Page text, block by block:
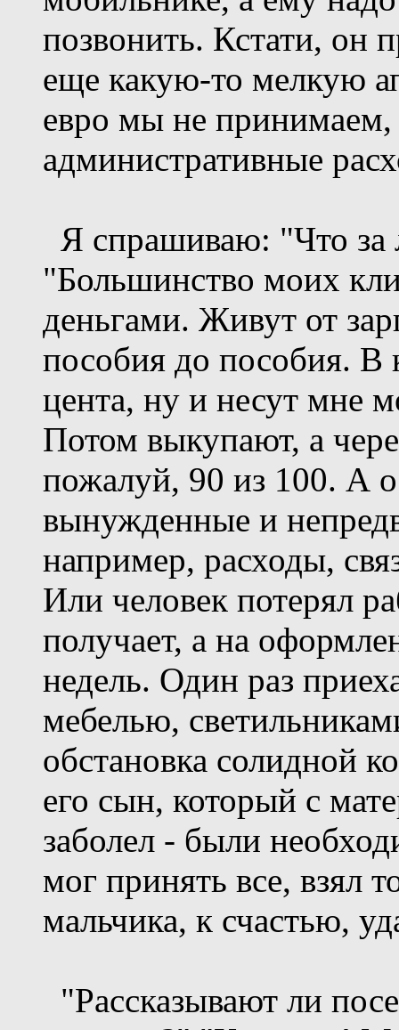
позвонить. Кстати, он
еще какую-то мелкую
евро мы не принимаем,
административные
Я спрашиваю: "Что за
"Большинство моих
деньгами. Живут от
пособия до пособия. В
цента, ну и несут мне
Потом выкупают, а
пожалуй, 90 из 100. А
вынужденные и
например, расходы,
Или человек потерял
получает, а на
недель. Один раз
мебелью,
обстановка солидной
его сын, который с
заболел - были
мог принять все, взял
мальчика, к счастью,
"Рассказывают ли